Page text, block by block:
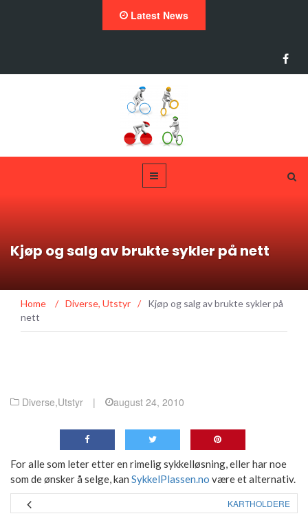
Latest News
Kjøp og salg av brukte sykler på nett
Home / Diverse, Utstyr /
Kjøp og salg av brukte sykler på
nett
Diverse,Utstyr | august 24, 2010
For alle som leter etter en rimelig sykkelløsning, eller har noe
som de ønsker å selge, kan SykkelPlassen.no være et alternativ.
KARTHOLDERE